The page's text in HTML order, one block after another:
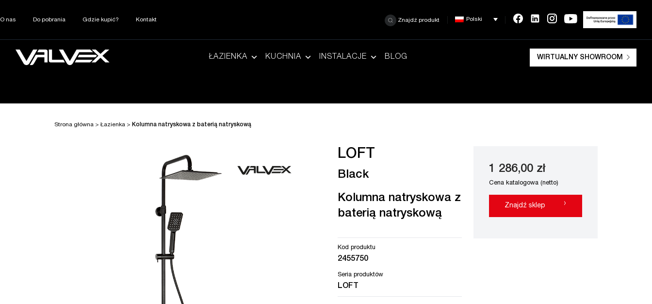
O nas Do pobrania Gdzie kupić? Kontakt Znajdź produkt Polski
ŁAZIENKA KUCHNIA INSTALACJE BLOG WIRTUALNY SHOWROOM
Strona główna > Łazienka > Kolumna natryskowa z baterią natryskową
LOFT
Black
Kolumna natryskowa z
baterią natryskową
Kod produktu
2455750
Seria produktów
LOFT
1 286,00 zł
Cena katalogowa (netto)
Znajdź sklep ›